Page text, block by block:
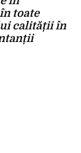
toate
calității în